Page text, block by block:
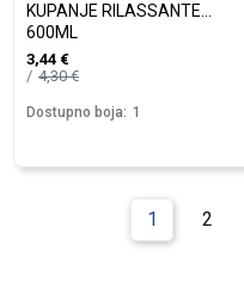
KUPANJE RILASSANTE
600ML
3,44 €
4,30€
Dostupno boja: 1
1 2